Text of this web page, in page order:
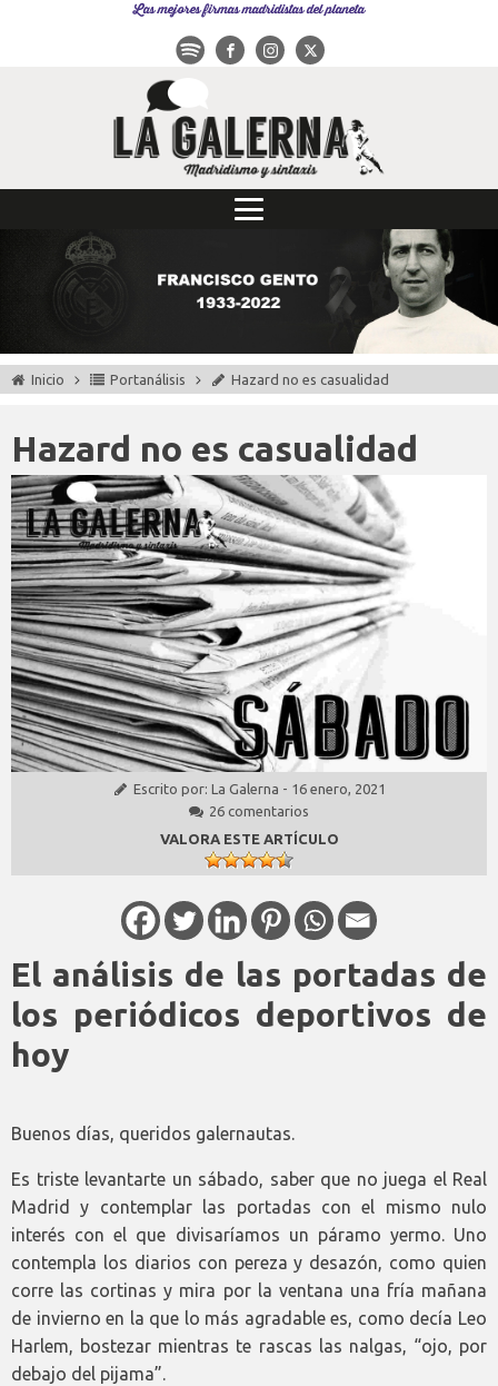
Las mejores firmas madridistas del planeta
Inicio Portanálisis Hazard no es casualidad
Hazard no es casualidad
Escrito por: La Galerna - 16 enero, 2021
26 comentarios
VALORA ESTE ARTÍCULO
El análisis de las portadas de
los periódicos deportivos de
hoy
Buenos días, queridos galernautas.
Es triste levantarte un sábado, saber que no juega el Real
Madrid y contemplar las portadas con el mismo nulo
interés con el que divisaríamos un páramo yermo. Uno
contempla los diarios con pereza y desazón, como quien
corre las cortinas y mira por la ventana una fría mañana
de invierno en la que lo más agradable es, como decía Leo
Harlem, bostezar mientras te rascas las nalgas, “ojo, por
debajo del pijama”.